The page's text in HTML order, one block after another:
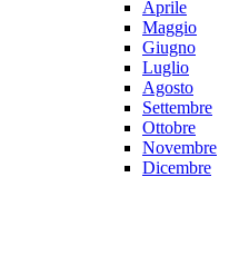
Aprile
Maggio
Giugno
Luglio
Agosto
Settembre
Ottobre
Novembre
Dicembre